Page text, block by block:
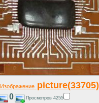
Изображениеpicture(33705)
0 Просмотров 4255